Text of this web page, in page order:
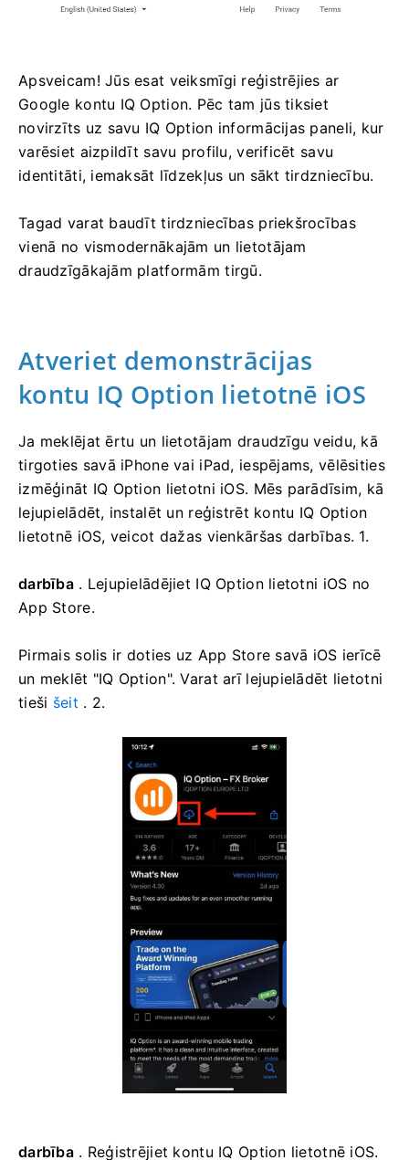
Apsveicam! Jūs esat veiksmīgi reģistrējies ar
Google kontu IQ Option. Pēc tam jūs tiksiet
novirzīts uz savu IQ Option informācijas paneli, kur
varēsiet aizpildīt savu profilu, verificēt savu
identitāti, iemaksāt līdzekļus un sākt tirdzniecību.
Tagad varat baudīt tirdzniecības priekšrocības
vienā no vismodernākajām un lietotājam
draudzīgākajām platformām tirgū.
Atveriet demonstrācijas
kontu IQ Option lietotnē iOS
Ja meklējat ērtu un lietotājam draudzīgu veidu, kā
tirgoties savā iPhone vai iPad, iespējams, vēlēsities
izmēģināt IQ Option lietotni iOS. Mēs parādīsim, kā
lejupielādēt, instalēt un reģistrēt kontu IQ Option
lietotnē iOS, veicot dažas vienkāršas darbības. 1.
darbība. Lejupielādējiet IQ Option lietotni iOS no
App Store.
Pirmais solis ir doties uz App Store savā iOS ierīcē
un meklēt "IQ Option". Varat arī lejupielādēt lietotni
tieši šeit . 2.
darbība. Reģistrējiet kontu IQ Option lietotnē iOS.